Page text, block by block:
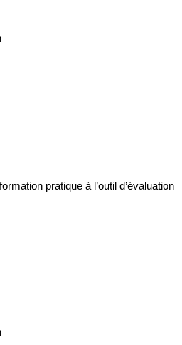
pratique à l’outil d’évaluation